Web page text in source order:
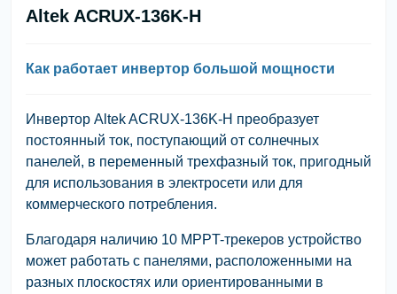
Altek ACRUX-136K-H
Как работает инвертор большой мощности
Инвертор Altek ACRUX-136K-H преобразует
постоянный ток, поступающий от солнечных
панелей, в переменный трехфазный ток, пригодный
для использования в электросети или для
коммерческого потребления.
Благодаря наличию 10 MPPT-трекеров устройство
может работать с панелями, расположенными на
разных плоскостях или ориентированными в